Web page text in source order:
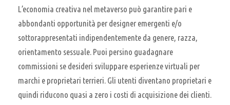
L’economia creativa nel metaverso può garantire pari e
abbondanti opportunità per designer emergenti e/o
sottorappresentati indipendentemente da genere, razza,
orientamento sessuale. Puoi persino guadagnare
commissioni se desideri sviluppare esperienze virtuali per
marchi e proprietari terrieri. Gli utenti diventano proprietari e
quindi riducono quasi a zero i costi di acquisizione dei clienti.